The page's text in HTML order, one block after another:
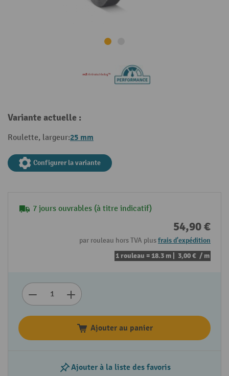
Variante actuelle :
Roulette, largeur:25 mm
Configurer la variante
7 jours ouvrables (à titre indicatif)
54,90 €
par rouleau hors TVA plusfrais d'expédition
1 rouleau = 18.3 m | 3,00 € / m
Ajouter au panier
Ajouter à la liste des favoris